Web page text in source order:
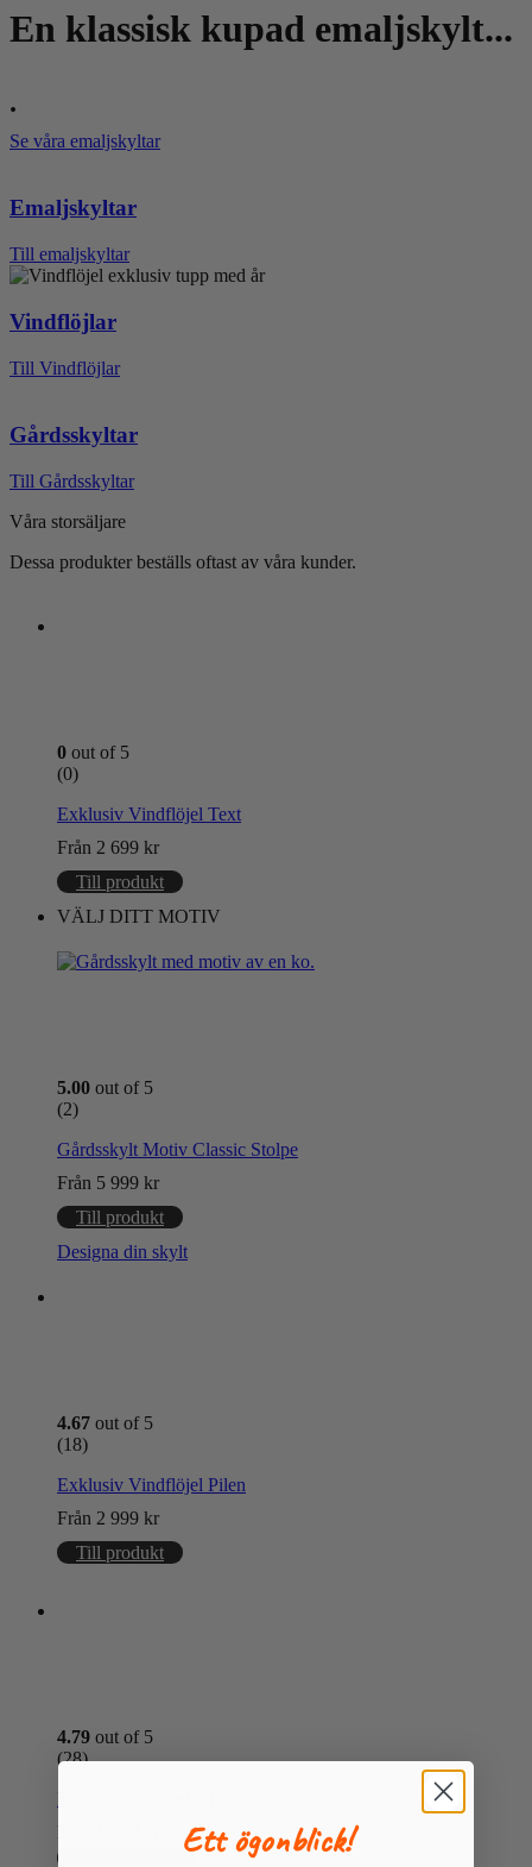
En klassisk kupad emaljskylt...
.
Se våra emaljskyltar
Emaljskyltar
Till emaljskyltar
Vindflöjlar
Till Vindflöjlar
Gårdsskyltar
Till Gårdsskyltar
Våra storsäljare
Dessa produkter beställs oftast av våra kunder.
0 out of 5
(0)
Exklusiv Vindflöjel Text
Från 2 699 kr
Till produkt
VÄLJ DITT MOTIV
5.00 out of 5
(2)
Gårdsskylt Motiv Classic Stolpe
Från 5 999 kr
Till produkt
Designa din skylt
4.67 out of 5
(18)
Exklusiv Vindflöjel Pilen
Från 2 999 kr
Till produkt
4.79 out of 5
(28)
Ett ögonblick!